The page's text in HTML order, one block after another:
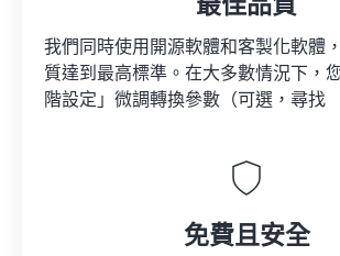
最佳品質
我們同時使用開源軟體和客製化軟體
質達到最高標準。在大多數情況下，
階設定」微調轉換參數（可選，尋找
免費且安全